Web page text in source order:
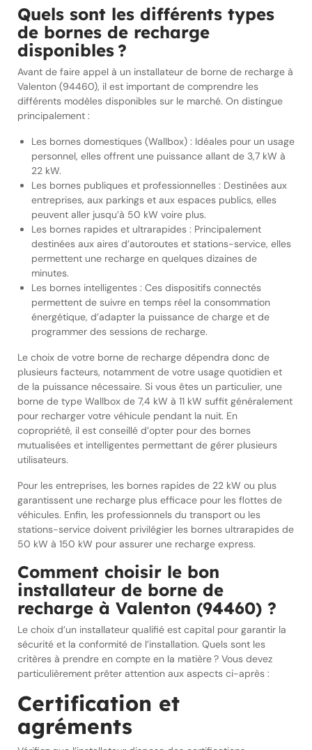
Quels sont les différents types
de bornes de recharge
disponibles ?
Avant de faire appel à un installateur de borne de recharge à
Valenton (94460), il est important de comprendre les
différents modèles disponibles sur le marché. On distingue
principalement :
Les bornes domestiques (Wallbox) : Idéales pour un usage
personnel, elles offrent une puissance allant de 3,7 kW à
22 kW.
Les bornes publiques et professionnelles : Destinées aux
entreprises, aux parkings et aux espaces publics, elles
peuvent aller jusqu’à 50 kW voire plus.
Les bornes rapides et ultrarapides : Principalement
destinées aux aires d’autoroutes et stations-service, elles
permettent une recharge en quelques dizaines de
minutes.
Les bornes intelligentes : Ces dispositifs connectés
permettent de suivre en temps réel la consommation
énergétique, d’adapter la puissance de charge et de
programmer des sessions de recharge.
Le choix de votre borne de recharge dépendra donc de
plusieurs facteurs, notamment de votre usage quotidien et
de la puissance nécessaire. Si vous êtes un particulier, une
borne de type Wallbox de 7,4 kW à 11 kW suffit généralement
pour recharger votre véhicule pendant la nuit. En
copropriété, il est conseillé d’opter pour des bornes
mutualisées et intelligentes permettant de gérer plusieurs
utilisateurs.
Pour les entreprises, les bornes rapides de 22 kW ou plus
garantissent une recharge plus efficace pour les flottes de
véhicules. Enfin, les professionnels du transport ou les
stations-service doivent privilégier les bornes ultrarapides de
50 kW à 150 kW pour assurer une recharge express.
Comment choisir le bon
installateur de borne de
recharge à Valenton (94460) ?
Le choix d’un installateur qualifié est capital pour garantir la
sécurité et la conformité de l’installation. Quels sont les
critères à prendre en compte en la matière ? Vous devez
particulièrement prêter attention aux aspects ci-après :
Certification et
agréments